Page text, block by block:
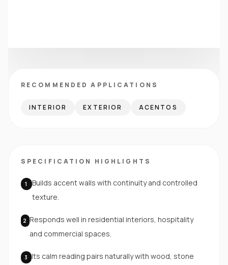
RECOMMENDED APPLICATIONS
INTERIOR EXTERIOR ACENTOS
SPECIFICATION HIGHLIGHTS
1
Builds accent walls with continuity and controlled
texture.
2 Responds well in residential interiors, hospitality
and commercial spaces.
3
Its calm reading pairs naturally with wood, stone